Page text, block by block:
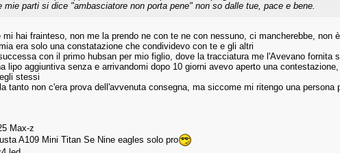
mie parti si dice "ambasciatore non porta pene" non so dalle tue, pace e bene.
mi hai frainteso, non me la prendo ne con te ne con nessuno, ci mancherebbe, non
era solo una constatazione che condividevo con te e gli altri
con il primo hubsan per mio figlio, dove la tracciatura me l'Avevano fornita
lipo aggiuntiva senza e arrivandomi dopo 10 giorni avevo aperto una
stessi
tanto non c'era prova dell'avvenuta consegna, ma siccome mi ritengo una persona
Max-z
A109 Mini Titan Se Nine eagles solo pro